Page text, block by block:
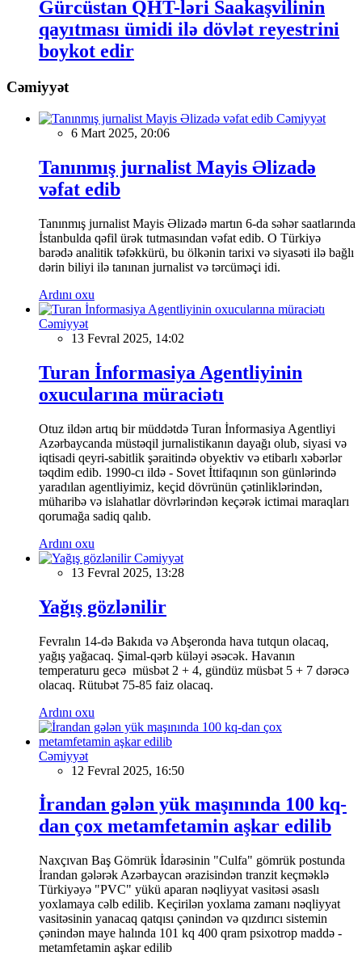
Gürcüstan QHT-ləri Saakaşvilinin
qayıtması ümidi ilə dövlət reyestrini
boykot edir
Cəmiyyət
Cəmiyyət
6 Mart 2025, 20:06
Tanınmış jurnalist Mayis Əlizadə
vəfat edib
Tanınmış jurnalist Mayis Əlizadə martın 6-da səhər saatlarında
İstanbulda qəfil ürək tutmasından vəfat edib. O Türkiyə
barədə analitik təfəkkürü, bu ölkənin tarixi və siyasəti ilə bağlı
dərin biliyi ilə tanınan jurnalist və tərcüməçi idi.
Ardını oxu
Cəmiyyət
13 Fevral 2025, 14:02
Turan İnformasiya Agentliyinin
oxucularına müraciətı
Otuz ildən artıq bir müddətdə Turan İnformasiya Agentliyi
Azərbaycanda müstəqil jurnalistikanın dayağı olub, siyasi və
iqtisadi qeyri-sabitlik şəraitində obyektiv və etibarlı xəbərlər
təqdim edib. 1990-cı ildə - Sovet İttifaqının son günlərində
yaradılan agentliyimiz, keçid dövrünün çətinliklərindən,
müharibə və islahatlar dövrlərindən keçərək ictimai maraqları
qorumağa sadiq qalıb.
Ardını oxu
Cəmiyyət
13 Fevral 2025, 13:28
Yağış gözlənilir
Fevralın 14-də Bakıda və Abşeronda hava tutqun olacaq,
yağış yağacaq. Şimal-qərb küləyi əsəcək. Havanın
temperaturu gecə müsbət 2 + 4, gündüz müsbət 5 + 7 dərəcə
olacaq. Rütubət 75-85 faiz olacaq.
Ardını oxu
Cəmiyyət
12 Fevral 2025, 16:50
İrandan gələn yük maşınında 100 kq-
dan çox metamfetamin aşkar edilib
Naxçıvan Baş Gömrük İdarəsinin "Culfa" gömrük postunda
İrandan gələrək Azərbaycan ərazisindən tranzit keçməklə
Türkiyəyə "PVC" yükü aparan nəqliyyat vasitəsi əsaslı
yoxlamaya cəlb edilib. Keçirilən yoxlama zamanı nəqliyyat
vasitəsinin yanacaq qatqısı çənindən və qızdırıcı sistemin
çənindən maye halında 101 kq 400 qram psixotrop maddə -
metamfetamin aşkar edilib